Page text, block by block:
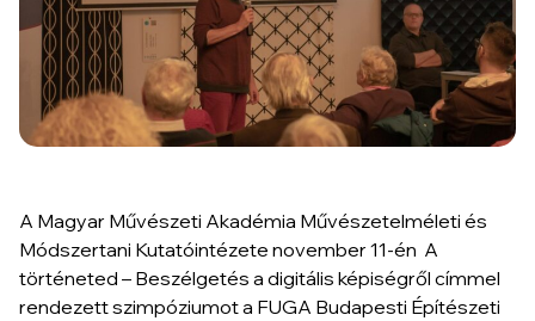
A Magyar Művészeti Akadémia Művészetelméleti és
Módszertani Kutatóintézete november 11-én A
történeted – Beszélgetés a digitális képiségről címmel
rendezett szimpóziumot a FUGA Budapesti Építészeti